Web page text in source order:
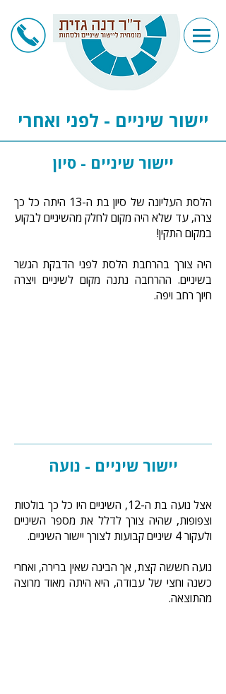
יישור שיניים - לפני ואחרי
יישור שיניים - סיון
הלסת העליונה של סיון בת ה-13 היתה כל כך
צרה, עד שלא היה מקום לחלק מהשיניים לבקוע
במקום התקין!
היה צורך בהרחבת הלסת לפני הדבקת הגשר
בשיניים. ההרחבה נתנה מקום לשיניים ויצרה
חיוך רחב ויפה.
יישור שיניים - נועה
אצל נועה בת ה-12, השיניים היו כל כך בולטות
וצפופות, שהיה צורך לדלל את מספר השיניים
ולעקור 4 שיניים קבועות לצורך יישור השיניים.
נועה חששה קצת, אך הבינה שאין ברירה, ואחרי
כשנה וחצי של עבודה, היא היתה מאוד מרוצה
מהתוצאה.